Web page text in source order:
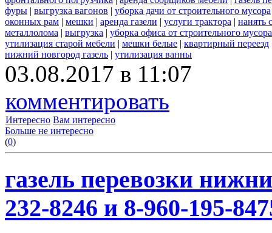
фуры | выгрузка вагонов | уборка дачи от строительного мусора
оконных рам | мешки | аренда газели | услуги трактора | нанять
металлолома | выгрузка | уборка офиса от строительного мусора
утилизация старой мебели | мешки белые | квартирный переезд
нижний новгород газель | утилизация ванны
03.08.2017 в 11:07
комментировать
Интересно Вам интересно
Больше не интересно
(0)
газель перевозки
232-8246 и 8-960-195-